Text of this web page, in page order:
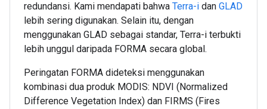
redundansi. Kami mendapati bahwa Terra-i dan GLAD
lebih sering digunakan. Selain itu, dengan
menggunakan GLAD sebagai standar, Terra-i terbukti
lebih unggul daripada FORMA secara global.
Peringatan FORMA dideteksi menggunakan
kombinasi dua produk MODIS: NDVI (Normalized
Difference Vegetation Index) dan FIRMS (Fires